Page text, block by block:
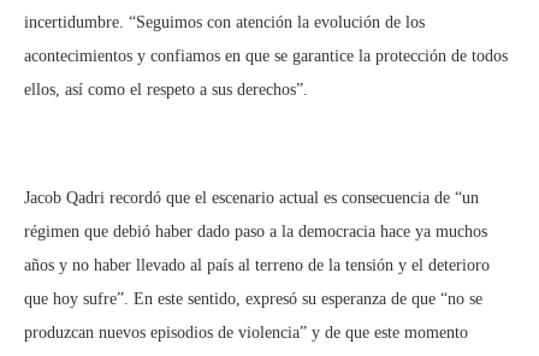
incertidumbre. “Seguimos con atención la evolución de los
acontecimientos y confiamos en que se garantice la protección de todos
ellos, así como el respeto a sus derechos”.
Jacob Qadri recordó que el escenario actual es consecuencia de “un
régimen que debió haber dado paso a la democracia hace ya muchos
años y no haber llevado al país al terreno de la tensión y el deterioro
que hoy sufre”. En este sentido, expresó su esperanza de que “no se
produzcan nuevos episodios de violencia” y de que este momento